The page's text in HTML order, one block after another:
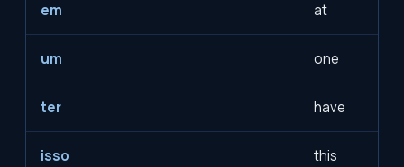
em at
um one
ter have
isso this